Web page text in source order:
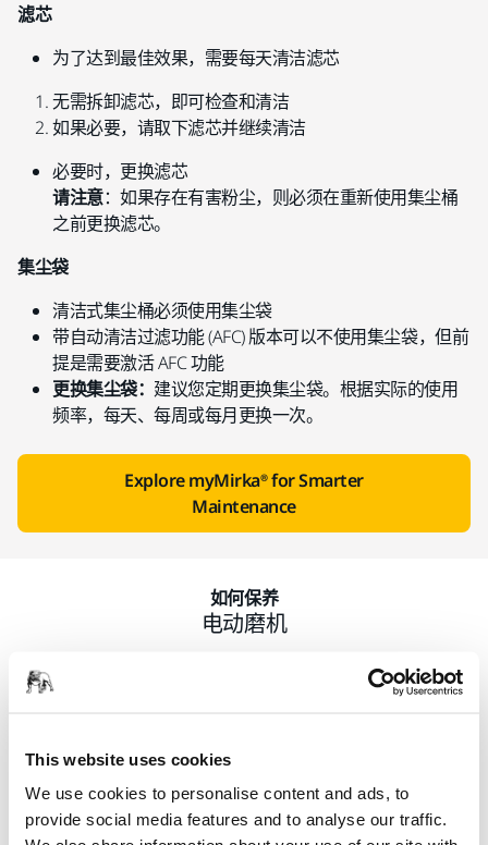
This website uses cookies
We use cookies to personalise content and ads, to
provide social media features and to analyse our traffic.
滤芯
为了达到最佳效果，需要每天清洁滤芯
无需拆卸滤芯，即可检查和清洁
如果必要，请取下滤芯并继续清洁
必要时，更换滤芯
请注意：如果存在有害粉尘，则必须在重新使用集尘桶
之前更换滤芯。
集尘袋
清洁式集尘桶必须使用集尘袋
带自动清洁过滤功能 (AFC) 版本可以不使用集尘袋，但前
提是需要激活 AFC 功能
更换集尘袋： 建议您定期更换集尘袋。根据实际的使用
频率，每天、每周或每月更换一次。
Explore myMirka® for Smarter
Maintenance
如何保养
电动磨机